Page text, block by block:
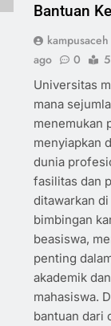
Bantuan
kampusaceh
ago
0
Universitas
mana
menemukan
menyiapkan
dunia
fasilitas dan
ditawarkan
bimbingan
beasiswa,
penting
akademik
mahasiswa.
bantuan dari